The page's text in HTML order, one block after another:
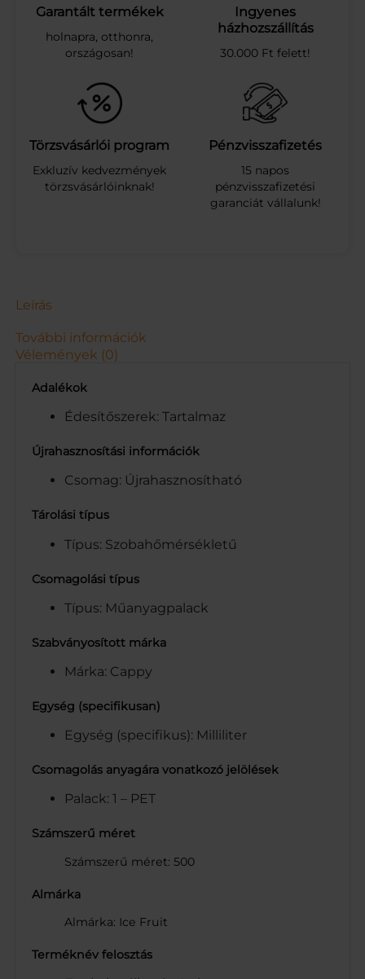
I
M
U
T
I
1
2
%
G
Y
0
.
5
e
n
i
é
Garantált termékek
holnapra, otthonra,
országosan!
Ingyenes
házhozszállítás
30.000 Ft felett!
Törzsvásárlói program
Exkluzív kedvezmények
törzsvásárlóinknak!
Pénzvisszafizetés
15 napos
pénzvisszafizetési
garanciát vállalunk!
Leírás
További információk
Vélemények (0)
Adalékok
Édesítőszerek: Tartalmaz
Újrahasznosítási információk
Csomag: Újrahasznosítható
Tárolási típus
Típus: Szobahőmérsékletű
Csomagolási típus
Típus: Műanyagpalack
Szabványosított márka
Márka: Cappy
Egység (specifikusan)
Egység (specifikus): Milliliter
Csomagolás anyagára vonatkozó jelölések
Palack: 1 – PET
Számszerű méret
Számszerű méret: 500
Almárka
Almárka: Ice Fruit
Terméknév felosztás